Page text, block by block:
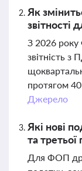
Як
звітності
З 2026
звітність
протягом 40
Джерело
Які нові
та третьої
Для ФОП